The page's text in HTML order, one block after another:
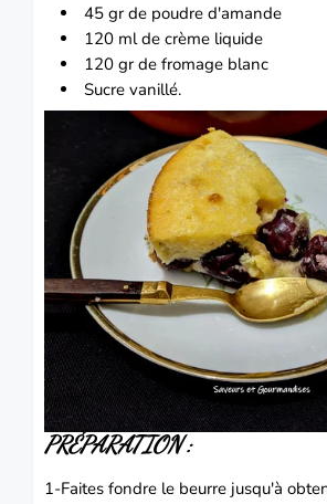
45 gr de poudre d'amande
120 ml de crème liquide
120 gr de fromage blanc
Sucre vanillé.
PRÉPARATION :
1-Faites fondre le beurre jusqu'à